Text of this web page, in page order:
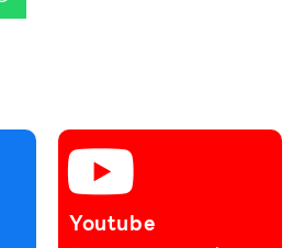
Youtube